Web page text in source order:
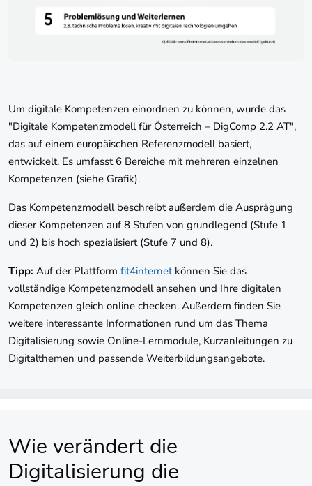
Um digitale Kompetenzen einordnen zu können, wurde das
"Digitale Kompetenzmodell für Österreich – DigComp 2.2 AT",
das auf einem europäischen Referenzmodell basiert,
entwickelt. Es umfasst 6 Bereiche mit mehreren einzelnen
Kompetenzen (siehe Grafik).
Das Kompetenzmodell beschreibt außerdem die Ausprägung
dieser Kompetenzen auf 8 Stufen von grundlegend (Stufe 1
und 2) bis hoch spezialisiert (Stufe 7 und 8).
Tipp: Auf der Plattform fit4internetkönnen Sie das
vollständige Kompetenzmodell ansehen und Ihre digitalen
Kompetenzen gleich online checken. Außerdem finden Sie
weitere interessante Informationen rund um das Thema
Digitalisierung sowie Online-Lernmodule, Kurzanleitungen zu
Digitalthemen und passende Weiterbildungsangebote.
Wie verändert die
Digitalisierung die